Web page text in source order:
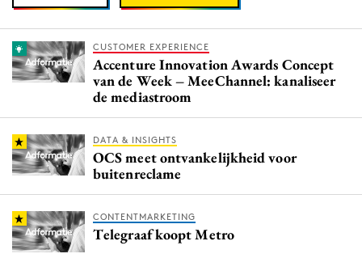
CUSTOMER EXPERIENCE
Accenture Innovation Awards Concept
van de Week – MeeChannel: kanaliseer
de mediastroom
DATA & INSIGHTS
OCS meet ontvankelijkheid voor
buitenreclame
CONTENTMARKETING
Telegraaf koopt Metro